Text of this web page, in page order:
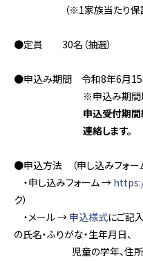
（※1家族当たり保護者
●定員 30名（抽選）
●申込み期間 令和8年6月15日
※申込み期間
申込受付期間
連絡します。
●申込方法 （申し込みフォー
・申し込みフォーム →
ク）
・メール → 申込様式にご記
の氏名・ふりがな・生年月日、
児童の学年、住所、 電